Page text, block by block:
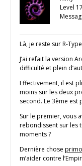
Level 17
Là, je reste sur R-
J’ai refait la version
difficulté et plein
Effectivement, il est
moins sur les deux
second. Le 3ème est
Sur le premier, vous
rebondissent sur les
moments ?
Dernière chose
m’aider contre